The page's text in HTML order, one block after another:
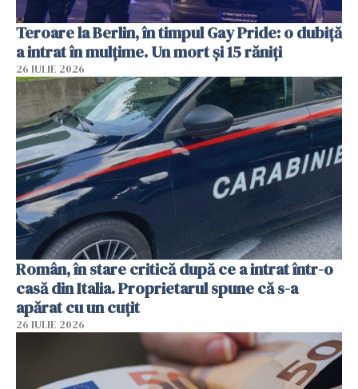
Teroare la Berlin, în timpul Gay Pride: o dubiță
a intrat în mulțime. Un mort și 15 răniți
26 IULIE 2026
Român, în stare critică după ce a intrat într-o
casă din Italia. Proprietarul spune că s-a
apărat cu un cuțit
26 IULIE 2026